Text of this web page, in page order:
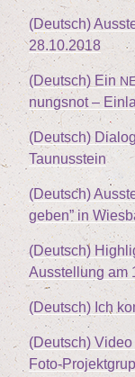
(Deutsch)
28.10.2018
(Deutsch) Ein
nungs­not –
(Deutsch)
Taunusstein
(Deutsch)
geben” in
(Deutsch)
Aus­stel­lung am
(Deutsch) Ich
(Deutsch)
Foto-